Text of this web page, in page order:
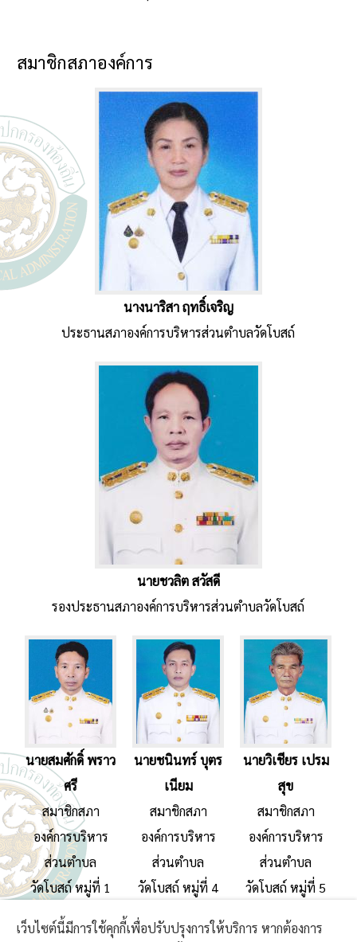
สมาชิกสภาองค์การ
นางนาริสา ฤทธิ์เจริญ
ประธานสภาองค์การบริหารส่วนตำบลวัดโบสถ์
นายชวลิต สวัสดี
รองประธานสภาองค์การบริหารส่วนตำบลวัดโบสถ์
นายสมศักดิ์ พราว
ศรี
สมาชิกสภา
องค์การบริหาร
ส่วนตำบล
วัดโบสถ์ หมู่ที่ 1
นายชนินทร์ บุตร
เนียม
สมาชิกสภา
องค์การบริหาร
ส่วนตำบล
วัดโบสถ์ หมู่ที่ 4
นายวิเชียร เปรม
สุข
สมาชิกสภา
องค์การบริหาร
ส่วนตำบล
วัดโบสถ์ หมู่ที่ 5
เว็บไซต์นี้มีการใช้คุกกี้เพื่อปรับปรุงการให้บริการ หากต้องการ